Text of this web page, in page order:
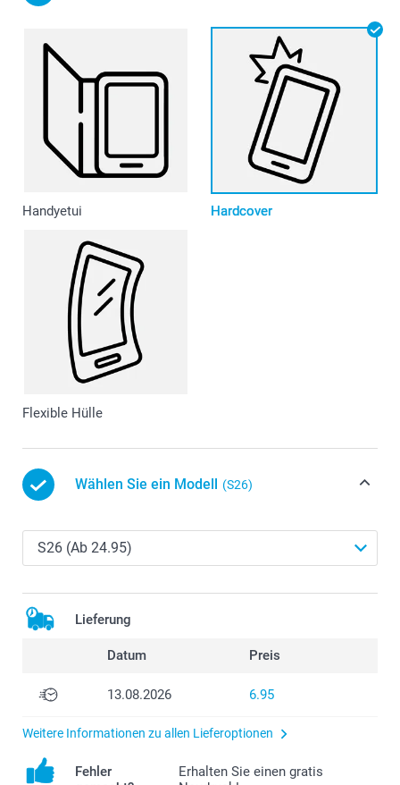
Handyetui Hardcover
Flexible Hülle
Wählen Sie ein Modell (S26)
Lieferung
Datum Preis
13.08.2026 6.95
Weitere Informationen zu allen Lieferoptionen
Fehler
Erhalten Sie einen gratis